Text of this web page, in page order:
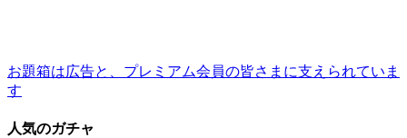
お題箱は広告と、プレミアム会員の皆さまに支えられていま
す
人気のガチャ